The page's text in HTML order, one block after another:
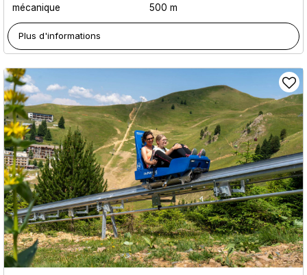
mécanique
500 m
Plus d'informations